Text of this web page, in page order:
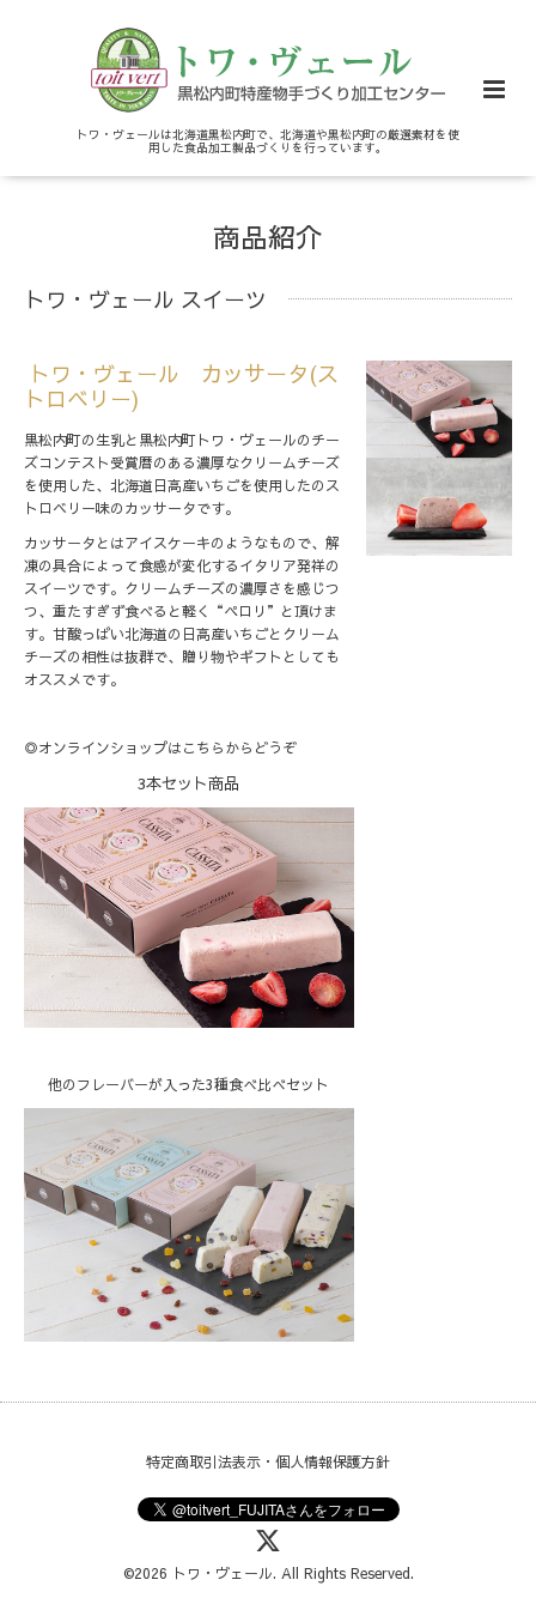
トワ・ヴェールは北海道黒松内町で、北海道や黒松内町の厳選素材を使
用した食品加工製品づくりを行っています。
商品紹介
トワ・ヴェール スイーツ
トワ・ヴェール カッサータ(ス
トロベリー)
黒松内町の生乳と黒松内町トワ・ヴェールのチー
ズコンテスト受賞暦のある濃厚なクリームチーズ
を使用した、北海道日高産いちごを使用したのス
トロベリー味のカッサータです。
カッサータとはアイスケーキのようなもので、解
凍の具合によって食感が変化するイタリア発祥の
スイーツです。クリームチーズの濃厚さを感じつ
つ、重たすぎず食べると軽く“ペロリ”と頂けま
す。甘酸っぱい北海道の日高産いちごとクリーム
チーズの相性は抜群で、贈り物やギフトとしても
オススメです。
◎オンラインショップはこちらからどうぞ
3本セット商品
他のフレーバーが入った3種食べ比べセット
特定商取引法表示・個人情報保護方針
©2026 トワ・ヴェール. All Rights Reserved.